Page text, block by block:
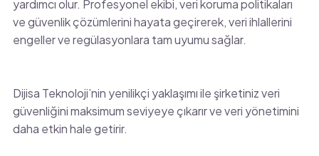
yardımcı olur. Profesyonel ekibi, veri koruma politikaları
ve güvenlik çözümlerini hayata geçirerek, veri ihlallerini
engeller ve regülasyonlara tam uyumu sağlar.
Dijisa Teknoloji’nin yenilikçi yaklaşımı ile şirketiniz veri
güvenliğini maksimum seviyeye çıkarır ve veri yönetimini
daha etkin hale getirir.